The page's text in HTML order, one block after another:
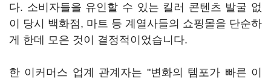
다. 소비자들을 유인할 수 있는 킬러 콘텐츠 발굴 없
이 당시 백화점, 마트 등 계열사들의 쇼핑몰을 단순하
게 한데 모은 것이 결정적이었습니다.
한 이커머스 업계 관계자는 "변화의 템포가 빠른 이